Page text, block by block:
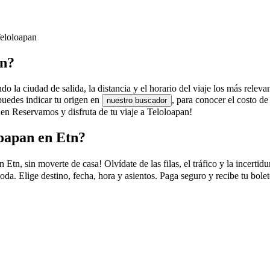
la ciudad de salida, la distancia y el horario del viaje los más
indicar tu origen en
nuestro buscador , para conocer el costo
Reservamos y disfruta de tu viaje a Teloloapan!
en Etn?
Etn, sin moverte de casa! Olvídate de las filas, el tráfico y la
Elige destino, fecha, hora y asientos. Paga seguro y recibe tu